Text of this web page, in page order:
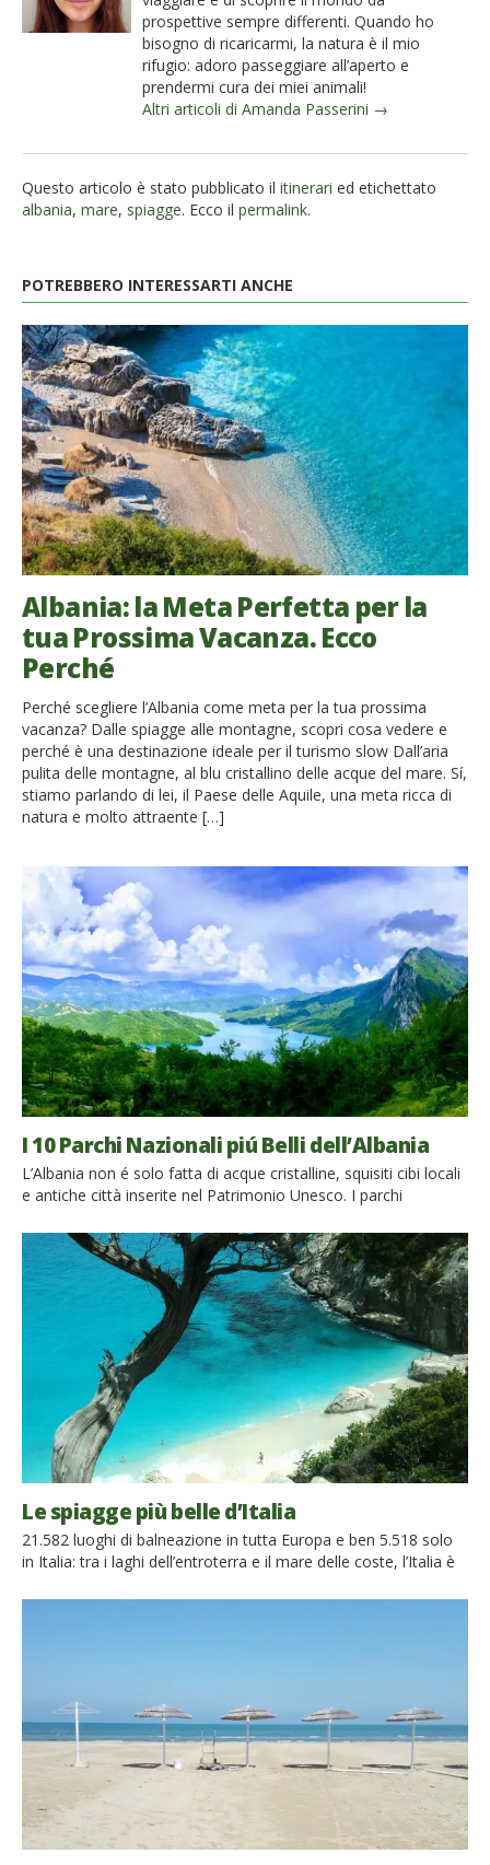
prospettive sempre differenti. Quando ho
bisogno di ricaricarmi, la natura è il mio
rifugio: adoro passeggiare all’aperto e
prendermi cura dei miei animali!
Altri articoli di Amanda Passerini →
Questo articolo è stato pubblicato il itinerari ed etichettato
albania, mare, spiagge. Ecco il permalink.
POTREBBERO INTERESSARTI ANCHE
Albania: la Meta Perfetta per la
tua Prossima Vacanza. Ecco
Perché
Perché scegliere l’Albania come meta per la tua prossima
vacanza? Dalle spiagge alle montagne, scopri cosa vedere e
perché è una destinazione ideale per il turismo slow Dall’aria
pulita delle montagne, al blu cristallino delle acque del mare. Sí,
stiamo parlando di lei, il Paese delle Aquile, una meta ricca di
natura e molto attraente […]
I 10 Parchi Nazionali piú Belli dell’Albania
L’Albania non é solo fatta di acque cristalline, squisiti cibi locali
e antiche città inserite nel Patrimonio Unesco. I parchi
scoprire, dove fascino e realtá si incontrano. Immergiamoci
ora nella parte verde dell’Albania, partendo alla scoperta dei
parchi nazionali più belli e più importanti di questo paese. […]
Le spiagge più belle d’Italia
21.582 luoghi di balneazione in tutta Europa e ben 5.518 solo
in Italia: tra i laghi dell’entroterra e il mare delle coste, l’Italia è
considerato che il 95% delle acque balneabili sono state